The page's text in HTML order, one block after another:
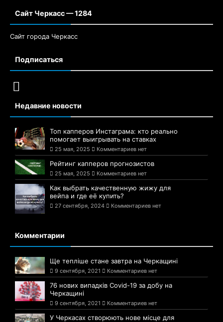
Сайт Черкасс — 1284
Сайт города Черкасс
Подписаться
Недавние новости
Топ капперов Инстаграма: кто реально
помогает выигрывать на ставках
25 мая, 2025 Комментариев нет
Рейтинг капперов прогнозистов
25 мая, 2025 Комментариев нет
Как выбрать качественную жижу для
вейпа и где её купить?
27 сентября, 2024 Комментариев нет
Комментарии
Ще тепліше стане завтра на Черкащині
9 сентября, 2021 Комментариев нет
76 нових випадків Covid-19 за добу на
Черкащині
9 сентября, 2021 Комментариев нет
У Черкасах створюють нове місце для